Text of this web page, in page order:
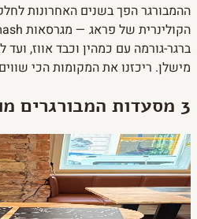
ההמבורגר הפך בשנים האחרונות
ברגר-גורמה עם כמהין וכבד אווז, ועד
מישלן. ריכזנו את המקומות הכי
3 מסעדות המבורגרים מומלצות בפראג